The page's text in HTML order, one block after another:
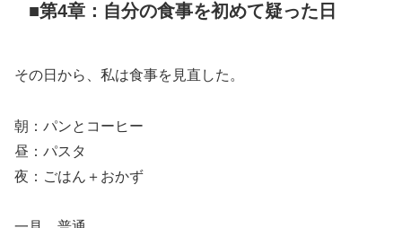
■第4章：自分の食事を初めて疑った日
その日から、私は食事を見直した。
朝：パンとコーヒー
昼：パスタ
夜：ごはん＋おかず